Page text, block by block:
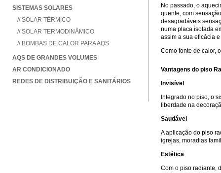
SISTEMAS SOLARES
// SOLAR TÉRMICO
// SOLAR TERMODINÂMICO
// BOMBAS DE CALOR PARA AQS
AQS DE GRANDES VOLUMES
AR CONDICIONADO
REDES DE DISTRIBUIÇÃO E SANITÁRIOS
No passado, o
quente, com
desagradáveis
numa placa isolada
assim a sua eficácia
Como fonte de calor,
Vantagens do piso
Invisível
Integrado no piso, o
liberdade na
Saudável
A aplicação do piso
igrejas, moradias
Estética
Com o piso radiante,